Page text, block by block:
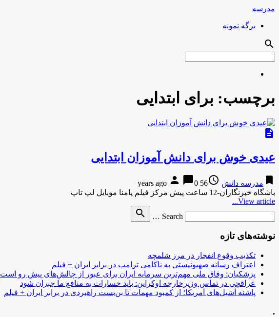
مدرسه
برگه نمونه
search
برچسب: برای ابتدایی
description
عیدی خوش برای دانش آموزان ابتدایی
bookmark مدرسه دانش access_time
56 years ago
person chat_bubble0
باشگاه خبرنگاران-12 ساعت پیش مرکز فیلم پامنا موبایل لپ تاپ
View article...
Search …
search
نوشته‌های تازه
تکذیب وقوع انفجار در مرز شلمچه
اعتراف رسانه صهیونیستی به ناکامی ترامپ در برابر ایران + فیلم
پزشکیان: وفاق ملی مهم‌ترین سرمایه ایران برای عبور از چالش‌های پیش رو است
عراقچی در تماس وزیرخارجه اوکراین: باید خسارات به منافع ما جبران شود
پاشنه آشیل‌های آمریکا؛ از کمبود مهمات تا بن‌بست راهبردی در برابر ایران + فیلم
.